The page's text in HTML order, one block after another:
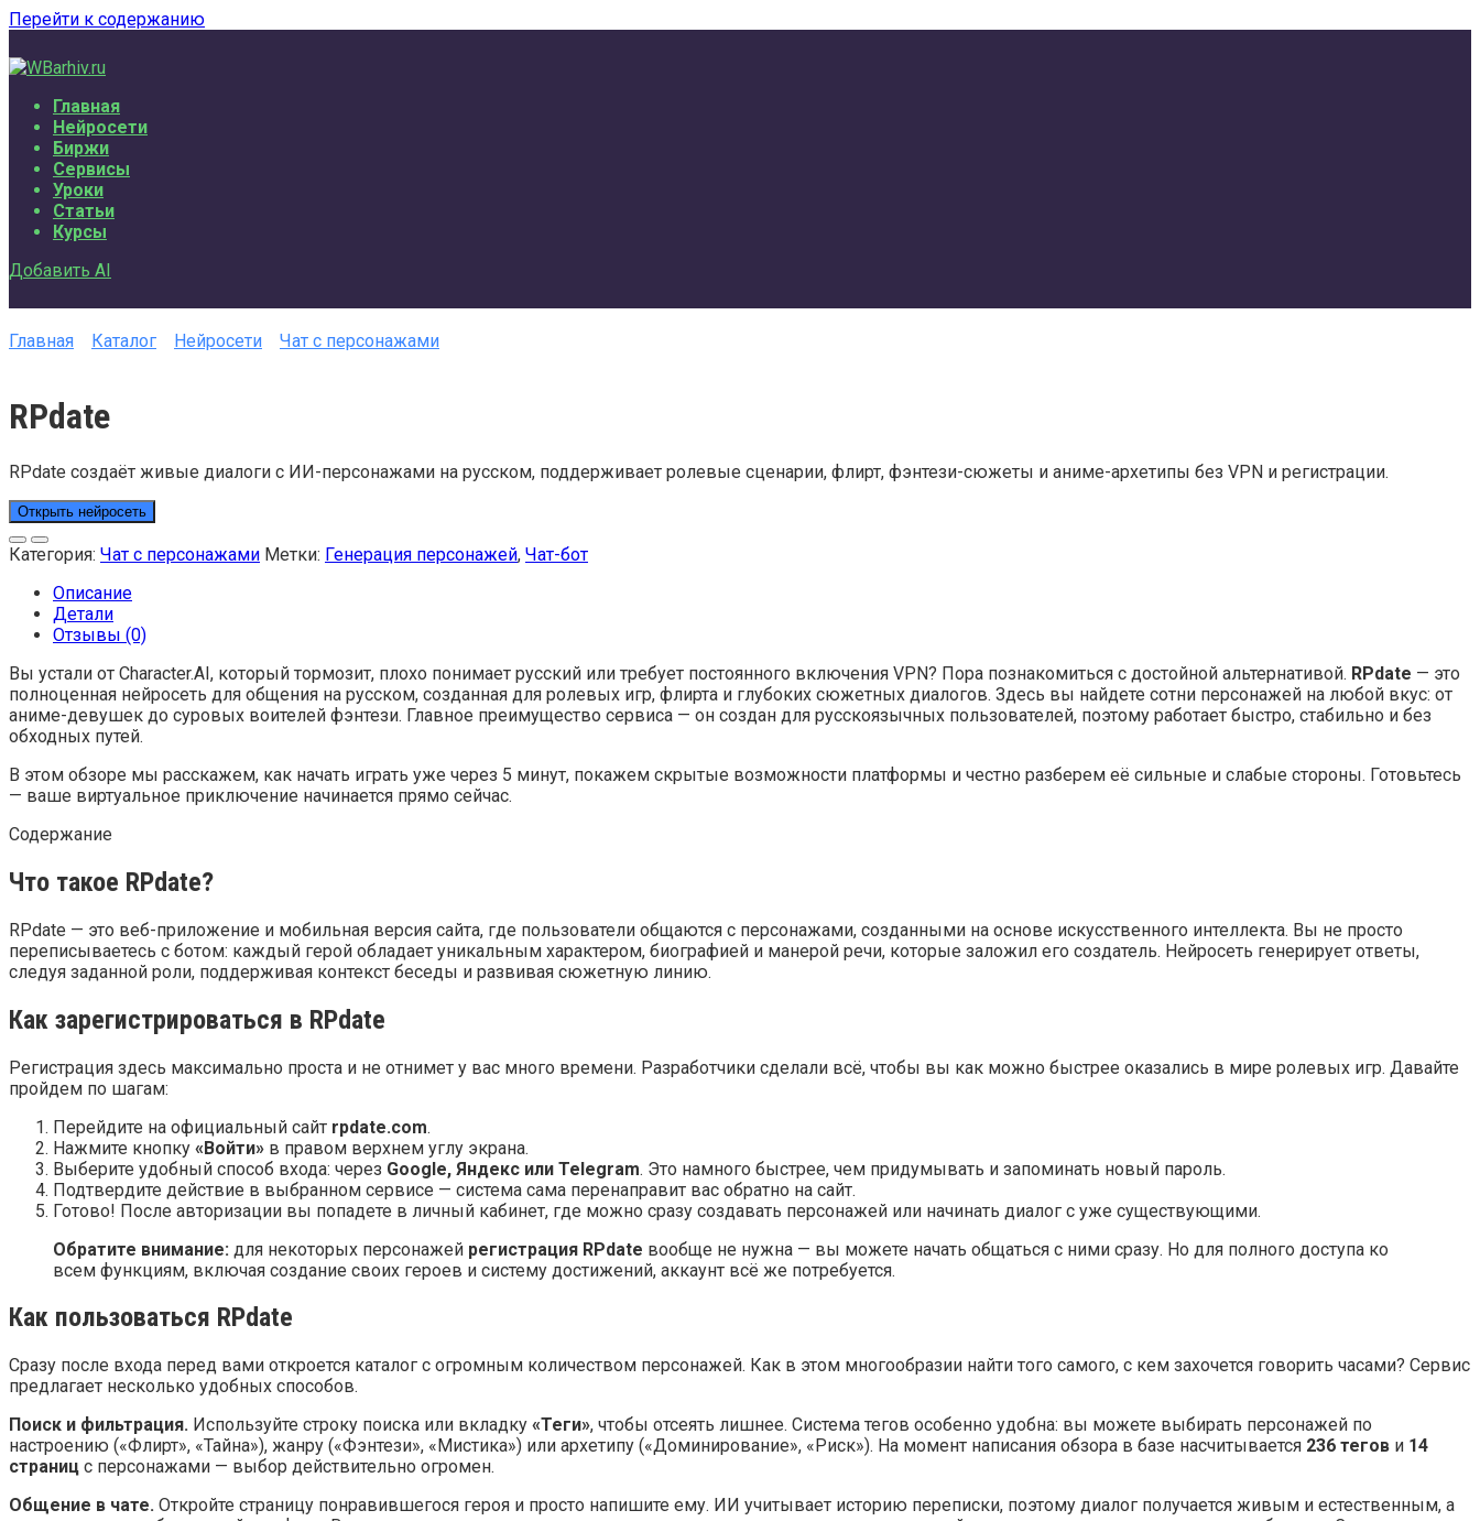
Перейти к содержанию
Главная
Нейросети
Биржи
Сервисы
Уроки
Статьи
Курсы
Добавить AI
Главная Каталог Нейросети Чат с персонажами
RPdate
RPdate создаёт живые диалоги с ИИ-персонажами на русском, поддерживает ролевые сценарии, флирт, фэнтези-сюжеты и аниме-архетипы без VPN и регистрации.
Открыть нейросеть
Категория: Чат с персонажами Метки: Генерация персонажей, Чат-бот
Описание
Детали
Отзывы (0)
Вы устали от Character.AI, который тормозит, плохо понимает русский или требует постоянного включения VPN? Пора познакомиться с достойной альтернативой. RPdate — это
полноценная нейросеть для общения на русском, созданная для ролевых игр, флирта и глубоких сюжетных диалогов. Здесь вы найдете сотни персонажей на любой вкус: от
аниме-девушек до суровых воителей фэнтези. Главное преимущество сервиса — он создан для русскоязычных пользователей, поэтому работает быстро, стабильно и без
обходных путей.
В этом обзоре мы расскажем, как начать играть уже через 5 минут, покажем скрытые возможности платформы и честно разберем её сильные и слабые стороны. Готовьтесь
— ваше виртуальное приключение начинается прямо сейчас.
Содержание
Что такое RPdate?
RPdate — это веб-приложение и мобильная версия сайта, где пользователи общаются с персонажами, созданными на основе искусственного интеллекта. Вы не просто
переписываетесь с ботом: каждый герой обладает уникальным характером, биографией и манерой речи, которые заложил его создатель. Нейросеть генерирует ответы,
следуя заданной роли, поддерживая контекст беседы и развивая сюжетную линию.
Как зарегистрироваться в RPdate
Регистрация здесь максимально проста и не отнимет у вас много времени. Разработчики сделали всё, чтобы вы как можно быстрее оказались в мире ролевых игр. Давайте
пройдем по шагам:
Перейдите на официальный сайт rpdate.com.
Нажмите кнопку «Войти» в правом верхнем углу экрана.
Выберите удобный способ входа: через Google, Яндекс или Telegram. Это намного быстрее, чем придумывать и запоминать новый пароль.
Подтвердите действие в выбранном сервисе — система сама перенаправит вас обратно на сайт.
Готово! После авторизации вы попадете в личный кабинет, где можно сразу создавать персонажей или начинать диалог с уже существующими.
Обратите внимание: для некоторых персонажей регистрация RPdate вообще не нужна — вы можете начать общаться с ними сразу. Но для полного доступа ко
всем функциям, включая создание своих героев и систему достижений, аккаунт всё же потребуется.
Как пользоваться RPdate
Сразу после входа перед вами откроется каталог с огромным количеством персонажей. Как в этом многообразии найти того самого, с кем захочется говорить часами? Сервис
предлагает несколько удобных способов.
Поиск и фильтрация. Используйте строку поиска или вкладку «Теги», чтобы отсеять лишнее. Система тегов особенно удобна: вы можете выбирать персонажей по
настроению («Флирт», «Тайна»), жанру («Фэнтези», «Мистика») или архетипу («Доминирование», «Риск»). На момент написания обзора в базе насчитывается 236 тегов и 14
страниц с персонажами — выбор действительно огромен.
Общение в чате. Откройте страницу понравившегося героя и просто напишите ему. ИИ учитывает историю переписки, поэтому диалог получается живым и естественным, а